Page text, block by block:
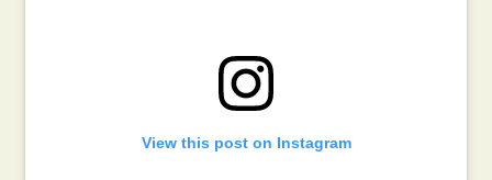
View this post on Instagram